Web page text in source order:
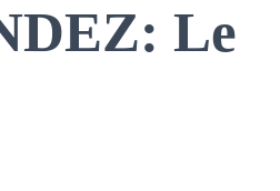
Le